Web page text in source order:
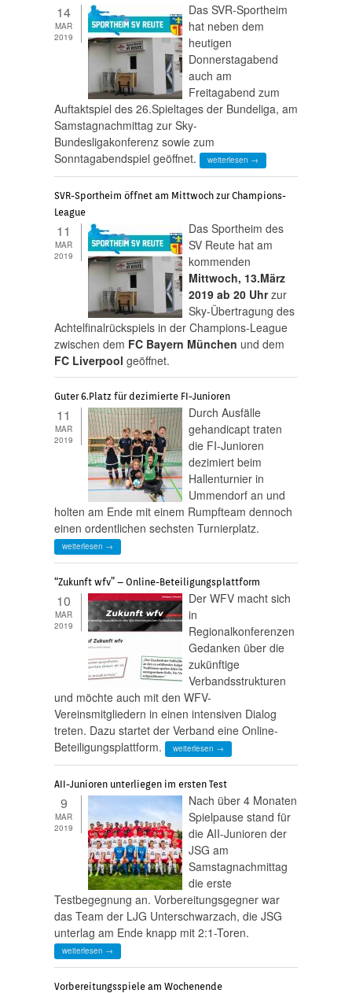
14
MAR
2019
Das SVR-Sportheim
hat neben dem
heutigen
Donnerstagabend
auch am
Freitagabend zum
Auftaktspiel des 26.Spieltages der Bundeliga, am
Samstagnachmittag zur Sky-
Bundesligakonferenz sowie zum
Sonntagabendspiel geöffnet.
weiterlesen →
SVR-Sportheim öffnet am Mittwoch zur Champions-
League
11
MAR
2019
Das Sportheim des
SV Reute hat am
kommenden
Mittwoch, 13.März
2019 ab 20 Uhrzur
Sky-Übertragung des
Achtelfinalrückspiels in der Champions-League
zwischen dem FC Bayern München und dem
FC Liverpool geöffnet.
Guter 6.Platz für dezimierte FI-Junioren
11
MAR
2019
Durch Ausfälle
gehandicapt traten
die FI-Junioren
dezimiert beim
Hallenturnier in
Ummendorf an und
holten am Ende mit einem Rumpfteam dennoch
einen ordentlichen sechsten Turnierplatz.
weiterlesen →
“Zukunft wfv” – Online-Beteiligungsplattform
10
MAR
2019
Der WFV macht sich
in
Regionalkonferenzen
Gedanken über die
zukünftige
Verbandsstrukturen
und möchte auch mit den WFV-
Vereinsmitgliedern in einen intensiven Dialog
treten. Dazu startet der Verband eine Online-
Beteiligungsplattform.
weiterlesen →
AII-Junioren unterliegen im ersten Test
9
MAR
2019
Nach über 4 Monaten
Spielpause stand für
die AII-Junioren der
JSG am
Samstagnachmittag
die erste
Testbegegnung an. Vorbereitungsgegner war
das Team der LJG Unterschwarzach, die JSG
unterlag am Ende knapp mit 2:1-Toren.
weiterlesen →
Vorbereitungsspiele am Wochenende